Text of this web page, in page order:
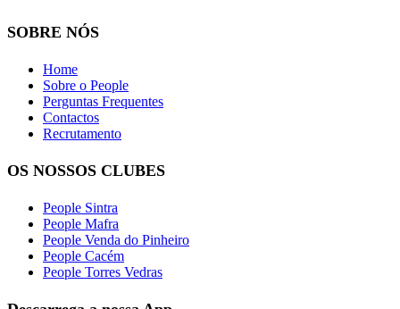
SOBRE NÓS
Home
Sobre o People
Perguntas Frequentes
Contactos
Recrutamento
OS NOSSOS CLUBES
People Sintra
People Mafra
People Venda do Pinheiro
People Cacém
People Torres Vedras